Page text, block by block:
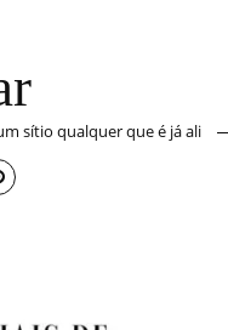
sítio qualquer que é já ali